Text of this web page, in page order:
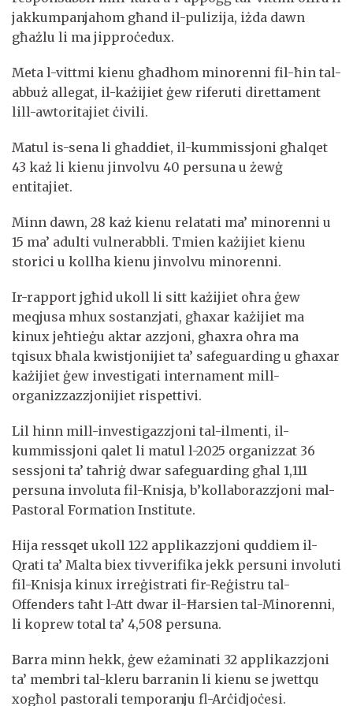
jakkumpanjahom għand il-pulizija, iżda dawn
għażlu li ma jipproċedux.
Meta l-vittmi kienu għadhom minorenni fil-ħin tal-
abbuż allegat, il-każijiet ġew riferuti direttament
lill-awtoritajiet ċivili.
Matul is-sena li għaddiet, il-kummissjoni għalqet
43 każ li kienu jinvolvu 40 persuna u żewġ
entitajiet.
Minn dawn, 28 każ kienu relatati ma’ minorenni u
15 ma’ adulti vulnerabbli. Tmien każijiet kienu
storici u kollha kienu jinvolvu minorenni.
Ir-rapport jgħid ukoll li sitt każijiet oħra ġew
meqjusa mhux sostanzjati, għaxar każijiet ma
kinux jeħtieġu aktar azzjoni, għaxra oħra ma
tqisux bħala kwistjonijiet ta’ safeguarding u għaxar
każijiet ġew investigati internament mill-
organizzazzjonijiet rispettivi.
Lil hinn mill-investigazzjoni tal-ilmenti, il-
kummissjoni qalet li matul l-2025 organizzat 36
sessjoni ta’ taħriġ dwar safeguarding għal 1,111
persuna involuta fil-Knisja, b’kollaborazzjoni mal-
Pastoral Formation Institute.
Hija ressqet ukoll 122 applikazzjoni quddiem il-
Qrati ta’ Malta biex tivverifika jekk persuni involuti
fil-Knisja kinux irreġistrati fir-Reġistru tal-
Offenders taħt l-Att dwar il-Ħarsien tal-Minorenni,
li koprew total ta’ 4,508 persuna.
Barra minn hekk, ġew eżaminati 32 applikazzjoni
ta’ membri tal-kleru barranin li kienu se jwettqu
xogħol pastorali temporanju fl-Arċidjoċesi.